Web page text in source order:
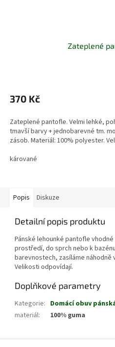
Zateplené
370 Kč
Zateplené pantofle. Velmi lehké,
tmavší barvy + jednobarevné tm.
zásob. Materiál: 100% polyester.
kárované
Popis Diskuze
Detailní popis produktu
Pánské lehounké pantofle
prostředí, do sprch nebo k
barevnostech, zasíláme náhodně
Velikosti odpovídají.
Doplňkové parametry
Kategorie: Domácí obuv
materiál: 100% guma